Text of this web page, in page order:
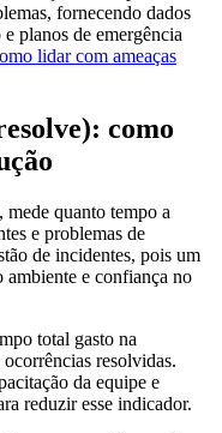
fornecendo dados
planos de emergência
lidar com ameaças
como
quanto tempo a
e problemas de
de incidentes, pois um
e confiança no
total gasto na
resolvidas.
da equipe e
reduzir esse indicador.